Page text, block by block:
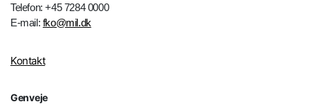
Telefon: +45 7284 0000
E-mail: fko@mil.dk
Kontakt
Genveje